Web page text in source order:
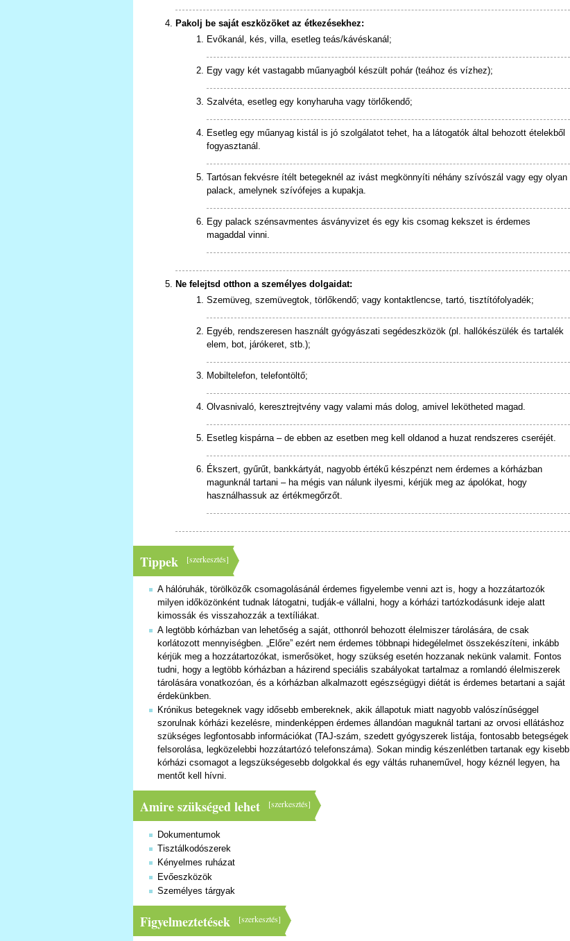
Pakolj be saját eszközöket az étkezésekhez:
Evőkanál, kés, villa, esetleg teás/kávéskanál;
Egy vagy két vastagabb műanyagból készült pohár (teához és vízhez);
Szalvéta, esetleg egy konyharuha vagy törlőkendő;
Esetleg egy műanyag kistál is jó szolgálatot tehet, ha a látogatók által behozott ételekből
fogyasztanál.
Tartósan fekvésre ítélt betegeknél az ivást megkönnyíti néhány szívószál vagy egy olyan
palack, amelynek szívófejes a kupakja.
Egy palack szénsavmentes ásványvizet és egy kis csomag kekszet is érdemes
magaddal vinni.
Ne felejtsd otthon a személyes dolgaidat:
Szemüveg, szemüvegtok, törlőkendő; vagy kontaktlencse, tartó, tisztítófolyadék;
Egyéb, rendszeresen használt gyógyászati segédeszközök (pl. hallókészülék és tartalék
elem, bot, járókeret, stb.);
Mobiltelefon, telefontöltő;
Olvasnivaló, keresztrejtvény vagy valami más dolog, amivel lekötheted magad.
Esetleg kispárna – de ebben az esetben meg kell oldanod a huzat rendszeres cseréjét.
Ékszert, gyűrűt, bankkártyát, nagyobb értékű készpénzt nem érdemes a kórházban
magunknál tartani – ha mégis van nálunk ilyesmi, kérjük meg az ápolókat, hogy
használhassuk az értékmegőrzőt.
[szerkesztés]
Tippek
A hálóruhák, törölközők csomagolásánál érdemes figyelembe venni azt is, hogy a hozzátartozók
milyen időközönként tudnak látogatni, tudják-e vállalni, hogy a kórházi tartózkodásunk ideje alatt
kimossák és visszahozzák a textíliákat.
A legtöbb kórházban van lehetőség a saját, otthonról behozott élelmiszer tárolására, de csak
korlátozott mennyiségben. „Előre” ezért nem érdemes többnapi hidegélelmet összekészíteni, inkább
kérjük meg a hozzátartozókat, ismerősöket, hogy szükség esetén hozzanak nekünk valamit. Fontos
tudni, hogy a legtöbb kórházban a házirend speciális szabályokat tartalmaz a romlandó élelmiszerek
tárolására vonatkozóan, és a kórházban alkalmazott egészségügyi diétát is érdemes betartani a saját
érdekünkben.
Krónikus betegeknek vagy idősebb embereknek, akik állapotuk miatt nagyobb valószínűséggel
szorulnak kórházi kezelésre, mindenképpen érdemes állandóan maguknál tartani az orvosi ellátáshoz
szükséges legfontosabb információkat (TAJ-szám, szedett gyógyszerek listája, fontosabb betegségek
felsorolása, legközelebbi hozzátartózó telefonszáma). Sokan mindig készenlétben tartanak egy kisebb
kórházi csomagot a legszükségesebb dolgokkal és egy váltás ruhaneművel, hogy kéznél legyen, ha
mentőt kell hívni.
[szerkesztés]
Amire szükséged lehet
Dokumentumok
Tisztálkodószerek
Kényelmes ruházat
Evőeszközök
Személyes tárgyak
[szerkesztés]
Figyelmeztetések